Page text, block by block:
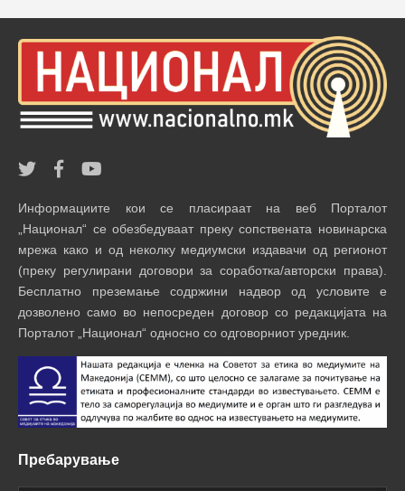
Информациите кои се пласираат на веб Порталот
„Национал“ се обезбедуваат преку сопствената новинарска
мрежа како и од неколку медиумски издавачи од регионот
(преку регулирани договори за соработка/авторски права).
Бесплатно преземање содржини надвор од условите е
дозволено само во непосреден договор со редакцијата на
Порталот „Национал“ односно со одговорниот уредник.
Пребарување